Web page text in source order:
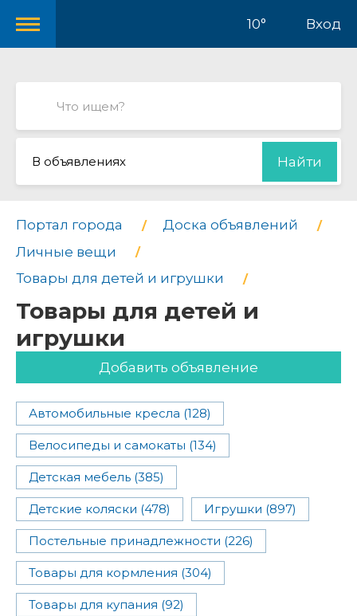
10° Вход
В объявлениях Найти
Портал города
Доска объявлений
Личные вещи
Товары для детей и игрушки
Товары для детей и
игрушки
Добавить объявление
Автомобильные кресла (128)
Велосипеды и самокаты (134)
Детская мебель (385)
Детские коляски (478) Игрушки (897)
Постельные принадлежности (226)
Товары для кормления (304)
Товары для купания (92)